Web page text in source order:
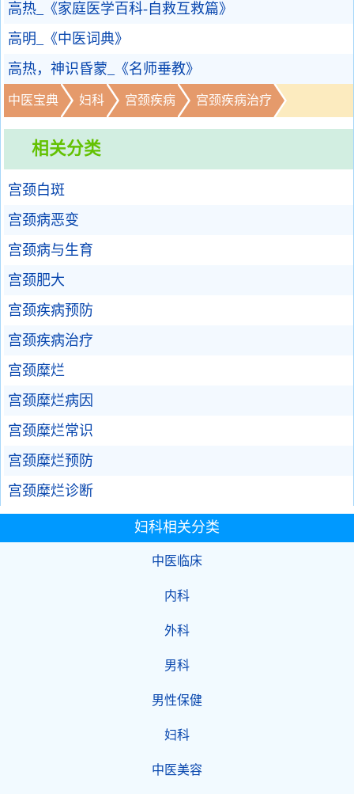
高热_《家庭医学百科-自救互救篇》
高明_《中医词典》
高热，神识昏蒙_《名师垂教》
中医宝典 妇科 宫颈疾病 宫颈疾病治疗
相关分类
宫颈白斑
宫颈病恶变
宫颈病与生育
宫颈肥大
宫颈疾病预防
宫颈疾病治疗
宫颈糜烂
宫颈糜烂病因
宫颈糜烂常识
宫颈糜烂预防
宫颈糜烂诊断
妇科相关分类
中医临床
内科
外科
男科
男性保健
妇科
中医美容